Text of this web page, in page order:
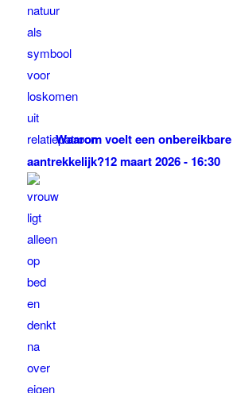
Waarom voelt een
aantrekkelijk?12 maart 2026 - 16:30